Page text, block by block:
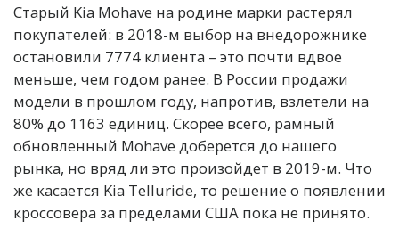
Старый Kia Mohave на родине марки растерял
покупателей: в 2018-м выбор на внедорожнике
остановили 7774 клиента – это почти вдвое
меньше, чем годом ранее. В России продажи
модели в прошлом году, напротив, взлетели на
80% до 1163 единиц. Скорее всего, рамный
обновленный Mohave доберется до нашего
рынка, но вряд ли это произойдет в 2019-м. Что
же касается Kia Telluride, то решение о появлении
кроссовера за пределами США пока не принято.